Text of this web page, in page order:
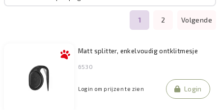
Filteren
1 2 Volgende
Matt splitter, enkelvoudig ontklitmesje
6530
Login om prijzen te zien Login